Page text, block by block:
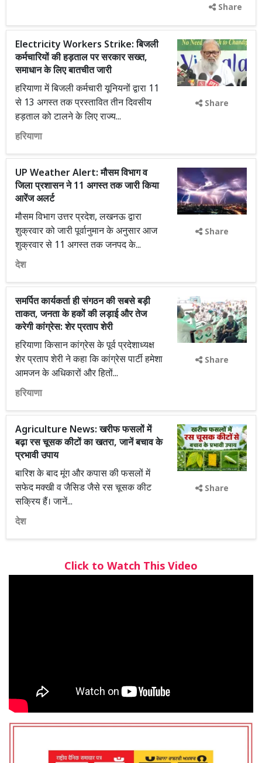
Share
Electricity Workers Strike: बिजली
कर्मचारियों की हड़ताल पर सरकार सख्त,
समाधान के लिए बातचीत जारी
हरियाणा में बिजली कर्मचारी यूनियनों द्वारा 11
से 13 अगस्त तक प्रस्तावित तीन दिवसीय
हड़ताल को टालने के लिए राज्य...
हरियाणा
Share
UP Weather Alert: मौसम विभाग व
जिला प्रशासन ने 11 अगस्त तक जारी किया
आरेंज अलर्ट
मौसम विभाग उत्तर प्रदेश, लखनऊ द्वारा
शुक्रवार को जारी पूर्वानुमान के अनुसार आज
शुक्रवार से 11 अगस्त तक जनपद के...
देश
Share
समर्पित कार्यकर्ता ही संगठन की सबसे बड़ी
ताकत, जनता के हकों की लड़ाई और तेज
करेगी कांग्रेस: शेर प्रताप शेरी
हरियाणा किसान कांग्रेस के पूर्व प्रदेशाध्यक्ष
शेर प्रताप शेरी ने कहा कि कांग्रेस पार्टी हमेशा
आमजन के अधिकारों और हितों...
हरियाणा
Share
Agriculture News: खरीफ फसलों में
बढ़ा रस चूसक कीटों का खतरा, जानें बचाव के
प्रभावी उपाय
बारिश के बाद मूंग और कपास की फसलों में
सफेद मक्खी व जैसिड जैसे रस चूसक कीट
सक्रिय हैं। जानें...
देश
Share
Click to Watch This Video